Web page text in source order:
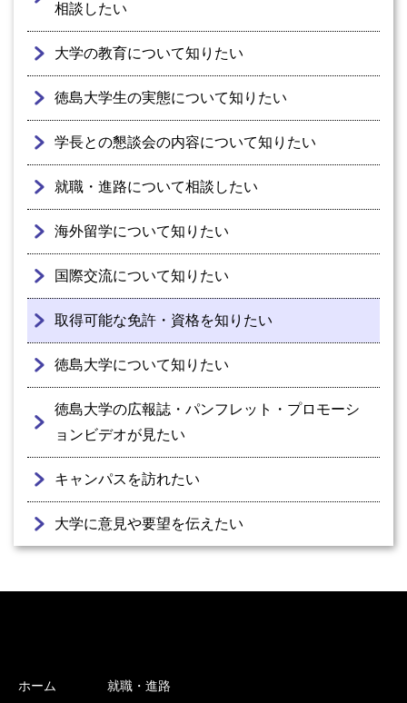
相談したい
大学の教育について知りたい
徳島大学生の実態について知りたい
学長との懇談会の内容について知りたい
就職・進路について相談したい
海外留学について知りたい
国際交流について知りたい
取得可能な免許・資格を知りたい
徳島大学について知りたい
徳島大学の広報誌・パンフレット・プロモーシ
ョンビデオが見たい
キャンパスを訪れたい
大学に意見や要望を伝えたい
ホーム
就職・進路